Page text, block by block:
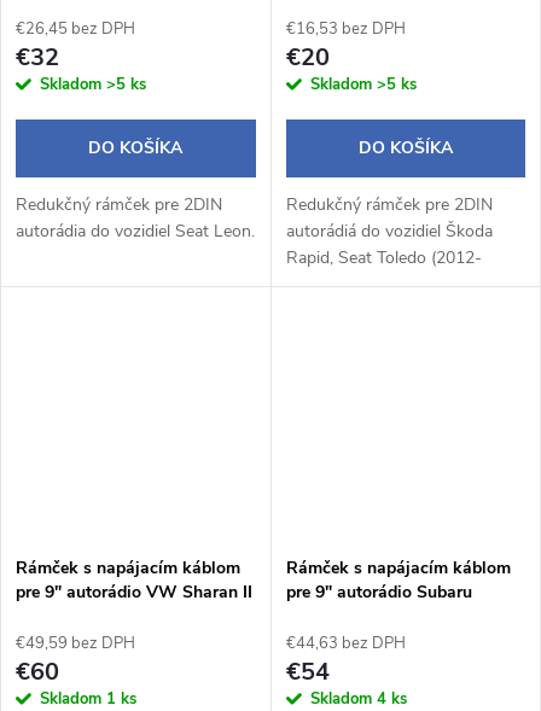
€26,45 bez DPH
€32
Skladom >5 ks
DO KOŠÍKA
Redukčný rámček pre 2DIN
autorádia do vozidiel Seat Leon.
€16,53 bez DPH
€20
Skladom >5 ks
DO KOŠÍKA
Redukčný rámček pre 2DIN
autorádiá do vozidiel Škoda
Rapid, Seat Toledo (2012-
2019).
Rámček s napájacím káblom
pre 9" autorádio VW Sharan II
€49,59 bez DPH
€60
Skladom 1 ks
Rámček s napájacím káblom
pre 9" autorádio Subaru
€44,63 bez DPH
€54
Skladom 4 ks